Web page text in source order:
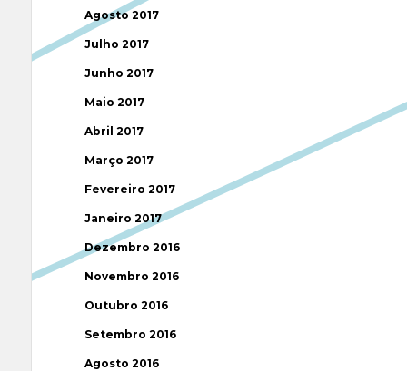
Agosto 2017
Julho 2017
Junho 2017
Maio 2017
Abril 2017
Março 2017
Fevereiro 2017
Janeiro 2017
Dezembro 2016
Novembro 2016
Outubro 2016
Setembro 2016
Agosto 2016